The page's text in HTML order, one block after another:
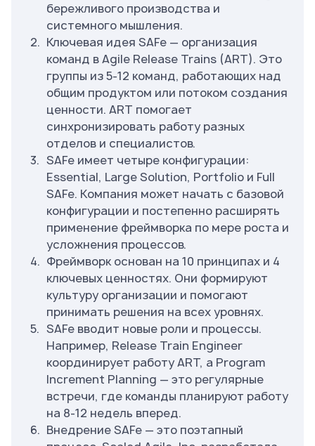
бережливого производства и
системного мышления.
Ключевая идея SAFe — организация
команд в Agile Release Trains (ART). Это
группы из 5-12 команд, работающих над
общим продуктом или потоком создания
ценности. ART помогает
синхронизировать работу разных
отделов и специалистов.
SAFe имеет четыре конфигурации:
Essential, Large Solution, Portfolio и Full
SAFe. Компания может начать с базовой
конфигурации и постепенно расширять
применение фреймворка по мере роста и
усложнения процессов.
Фреймворк основан на 10 принципах и 4
ключевых ценностях. Они формируют
культуру организации и помогают
принимать решения на всех уровнях.
SAFe вводит новые роли и процессы.
Например, Release Train Engineer
координирует работу ART, а Program
Increment Planning — это регулярные
встречи, где команды планируют работу
на 8-12 недель вперед.
Внедрение SAFe — это поэтапный